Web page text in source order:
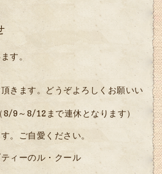
す。
きます。どうぞよろしくお願いい
9～8/12まで連休となります）
。ご自愛ください。
ィーのル・クール